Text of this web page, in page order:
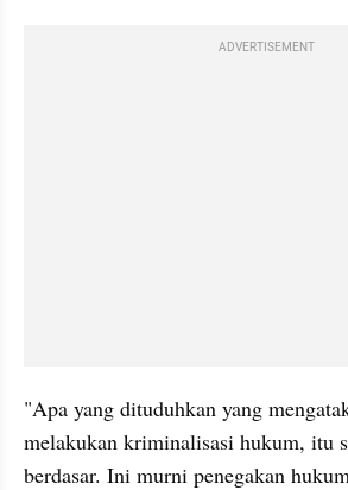
ADVERTISEMENT
"Apa yang dituduhkan yang
melakukan kriminalisasi hukum, itu
berdasar. Ini murni penegakan